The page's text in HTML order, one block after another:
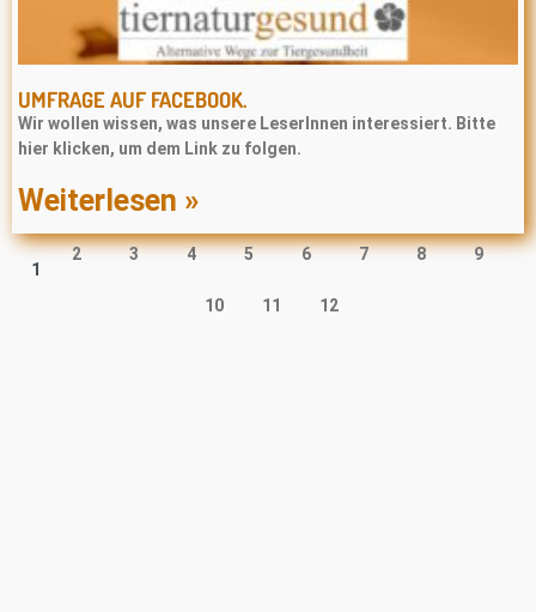
UMFRAGE AUF FACEBOOK.
Wir wollen wissen, was unsere LeserInnen interessiert. Bitte
hier klicken, um dem Link zu folgen.
Weiterlesen »
1
2 3 4 5 6 7 8 9
10 11 12